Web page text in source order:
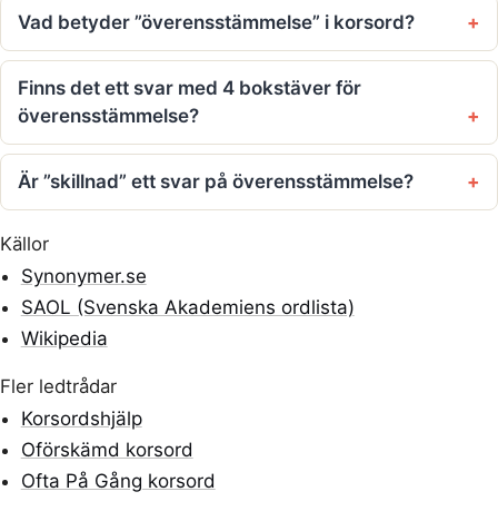
Vad betyder ”överensstämmelse” i korsord?
Finns det ett svar med 4 bokstäver för
överensstämmelse?
Är ”skillnad” ett svar på överensstämmelse?
Källor
Synonymer.se
SAOL (Svenska Akademiens ordlista)
Wikipedia
Fler ledtrådar
Korsordshjälp
Oförskämd korsord
Ofta På Gång korsord